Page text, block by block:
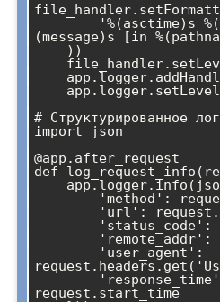
        '%(asctime)s %(levelname)s: %
(message)s [in
# Структурированное
import json
@app.after_request
def
request.start_time